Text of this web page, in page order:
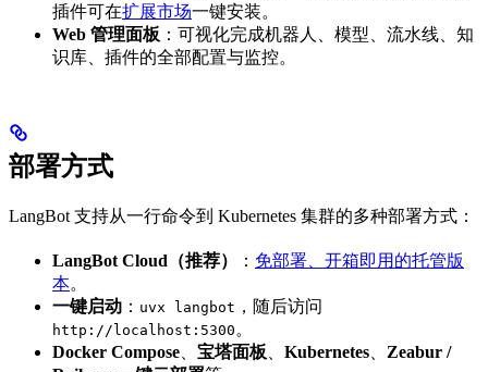
插件可在扩展市场一键安装。
Web 管理面板 ：可视化完成机器人、模型、流水线、知
识库、插件的全部配置与监控。
部署方式
LangBot 支持从一行命令到 Kubernetes 集群的多种部署方式：
LangBot Cloud（推荐） ： 免部署、开箱即用的托管版
本。
一键启动 ： uvx langbot ，随后访问
http://localhost:5300。
Docker Compose、 宝塔面板、 Kubernetes、 Zeabur /